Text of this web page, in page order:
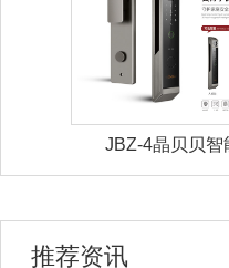
JBZ-4晶贝贝智
推荐资讯